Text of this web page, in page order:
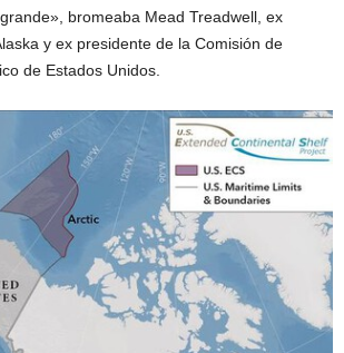
bromeaba Mead Treadwell, ex
y ex presidente de la Comisión de
de Estados Unidos.